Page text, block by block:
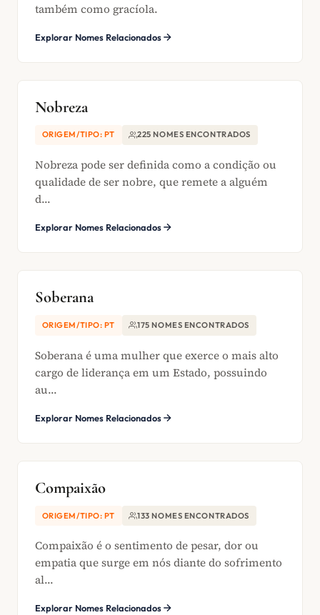
também como gracíola.
Explorar Nomes Relacionados
Nobreza
ORIGEM/TIPO: PT 225 NOMES ENCONTRADOS
Nobreza pode ser definida como a condição ou
qualidade de ser nobre, que remete a alguém
d...
Explorar Nomes Relacionados
Soberana
ORIGEM/TIPO: PT 175 NOMES ENCONTRADOS
Soberana é uma mulher que exerce o mais alto
cargo de liderança em um Estado, possuindo
au...
Explorar Nomes Relacionados
Compaixão
ORIGEM/TIPO: PT 133 NOMES ENCONTRADOS
Compaixão é o sentimento de pesar, dor ou
empatia que surge em nós diante do sofrimento
al...
Explorar Nomes Relacionados